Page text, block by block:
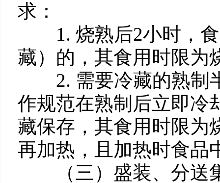
求：
1. 烧熟后2小时，食
藏）的，其食用时限为
2. 需要冷藏的熟制
作规范在熟制后立即
藏保存，其食用时限为
再加热，且加热时食
（三）盛装、分送集